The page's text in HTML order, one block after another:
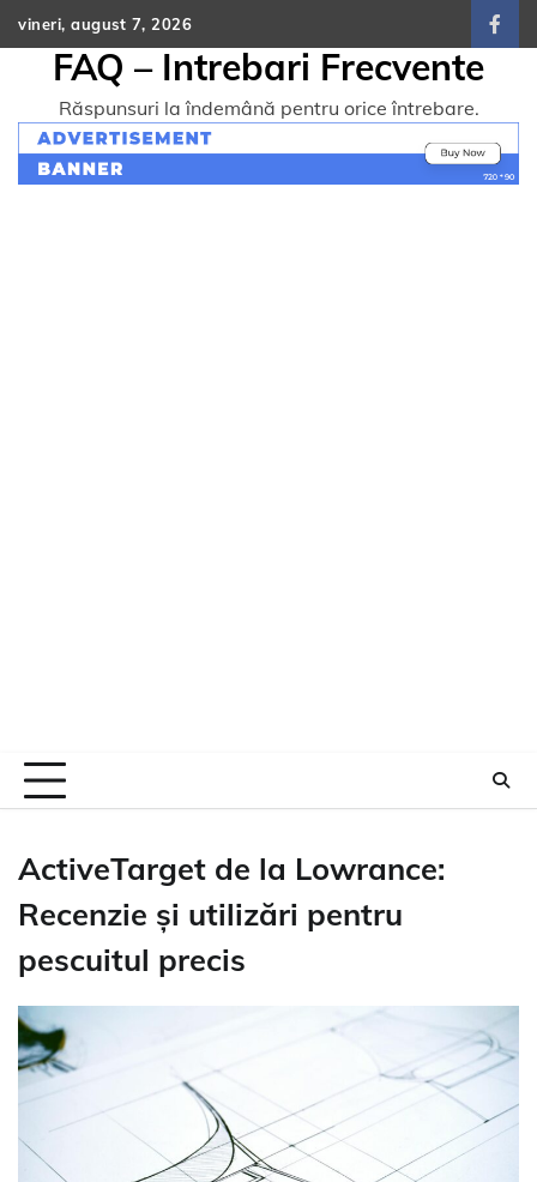
Skip
to
content
vineri, august 7, 2026
FAQ – Intrebari Frecvente
Răspunsuri la îndemână pentru orice întrebare.
ActiveTarget de la Lowrance:
Recenzie și utilizări pentru
pescuitul precis